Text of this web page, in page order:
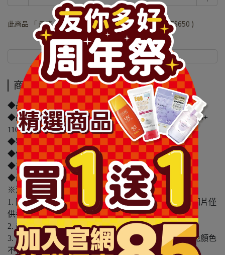
此商品 「 最高 」可以折抵紅利130000 點 (約等於NT$650 )
商品介紹 規格說明
商品介紹
◆品牌名稱：1028
◆品名：1028 NUDE GLOW 肌淨光養膚氣墊粉餅SPF50+
110柔白
◆容量/規格：15g
◆保存期限(天)：1095天
◆貨源：公司貨
◆產地：台灣
※溫馨提醒：
1. 因電腦螢幕設定及個人觀感之差異，本賣場之商品圖片僅
供參考，依實際收到商品為準。
2. 商品包裝會有新舊轉換期，依實際收到商品為準。
3. 商品下訂前，建議實際試色、試用後再行購買，避免顏色
不符或肌膚不適等症狀。